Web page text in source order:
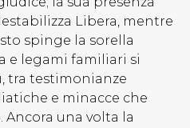
Libera, mentre
spinge la sorella
e legami familiari si
tra testimonianze
e minacce che
una volta la